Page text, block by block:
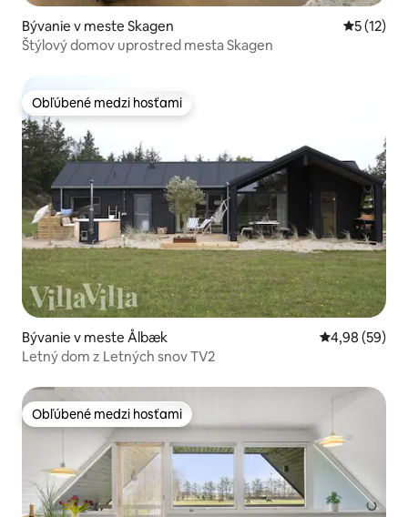
Bývanie v meste Skagen
5 (12)
Štýlový domov uprostred mesta Skagen
Obľúbené medzi hosťami
Obľúbené medzi hosťami
Bývanie v meste Ålbæk Priemerné
4,98 (59)
Letný dom z Letných snov TV2
Obľúbené medzi hosťami
Obľúbené medzi hosťami